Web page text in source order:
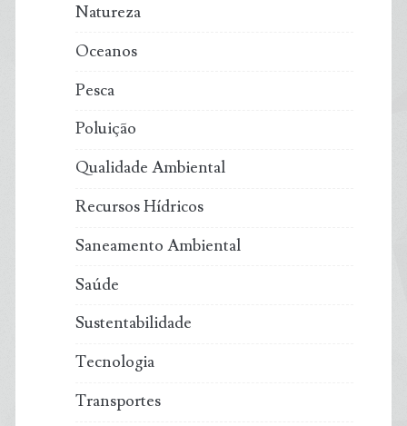
Natureza
Oceanos
Pesca
Poluição
Qualidade Ambiental
Recursos Hídricos
Saneamento Ambiental
Saúde
Sustentabilidade
Tecnologia
Transportes